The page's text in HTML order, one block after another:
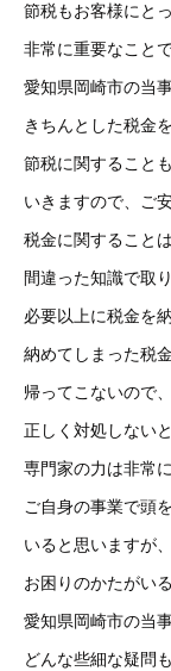
節税もお客様にと
非常に重要なことで
愛知県岡崎市の当
きちんとした税金
節税に関すること
いきますので、ご
税金に関すること
間違った知識で取
必要以上に税金を
納めてしまった税
帰ってこないので
正しく対処しない
専門家の力は非常
ご自身の事業で頭
いると思いますが
お困りのかたがい
愛知県岡崎市の当
どんな些細な疑問